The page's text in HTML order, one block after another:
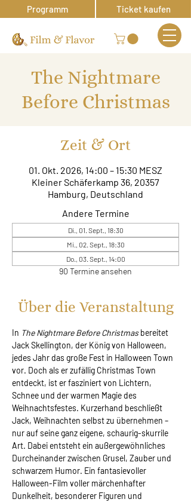
Programm Ticket kaufen
The Nightmare
Before Christmas
Zeit & Ort
01. Okt. 2026, 14:00 – 15:30 MESZ
Kleiner Schäferkamp 36, 20357
Hamburg, Deutschland
Andere Termine
Di., 01. Sept., 18:30
Mi., 02. Sept., 18:30
Do., 03. Sept., 14:00
90 Termine ansehen
Über die Veranstaltung
In The Nightmare Before Christmas bereitet
Jack Skellington, der König von Halloween,
jedes Jahr das große Fest in Halloween Town
vor. Doch als er zufällig Christmas Town
entdeckt, ist er fasziniert von Lichtern,
Schnee und der warmen Magie des
Weihnachtsfestes. Kurzerhand beschließt
Jack, Weihnachten selbst zu übernehmen –
nur auf seine ganz eigene, schaurig-skurrile
Art. Dabei entsteht ein außergewöhnliches
Durcheinander zwischen Grusel, Zauber und
schwarzem Humor. Ein fantasievoller
Halloween-Film voller märchenhafter
Dunkelheit, besonderer Figuren und